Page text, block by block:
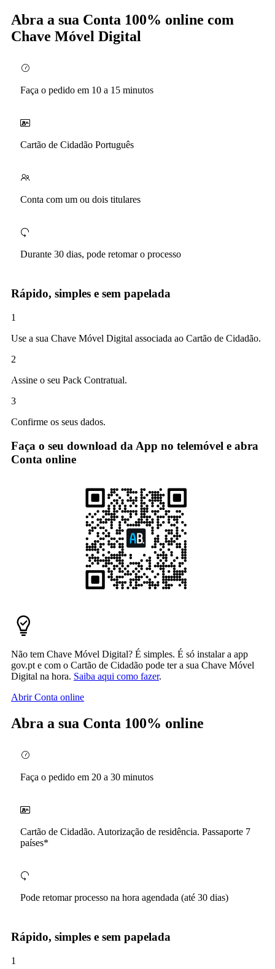
Abra a sua Conta 100% online com
Chave Móvel Digital
Faça o pedido em 10 a 15 minutos
Cartão de Cidadão Português
Conta com um ou dois titulares
Durante 30 dias, pode retomar o processo
Rápido, simples e sem papelada
1
Use a sua Chave Móvel Digital associada ao Cartão de Cidadão.
2
Assine o seu Pack Contratual.
3
Confirme os seus dados.
Faça o seu download da App no telemóvel e abra
Conta online
Não tem Chave Móvel Digital? É simples. É só instalar a app
gov.pt e com o Cartão de Cidadão pode ter a sua Chave Móvel
Digital na hora. Saiba aqui como fazer.
Abrir Conta online
Abra a sua Conta 100% online
Faça o pedido em 20 a 30 minutos
Cartão de Cidadão. Autorização de residência. Passaporte 7
países*
Pode retomar processo na hora agendada (até 30 dias)
Rápido, simples e sem papelada
1